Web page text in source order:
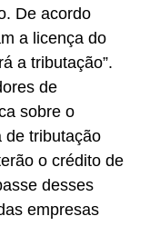
De acordo
a licença do
a tributação”.
de
sobre o
de tributação
o crédito de
desses
empresas